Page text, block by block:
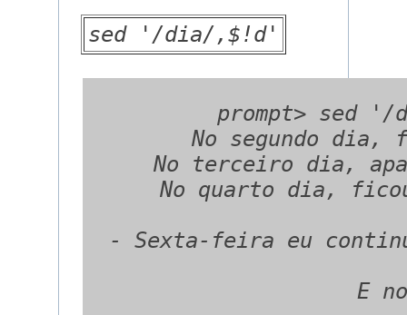
sed '/dia/,$!d'
prompt> sed '/
No segundo dia,
No terceiro dia,
No quarto dia,
- Sexta-feira eu